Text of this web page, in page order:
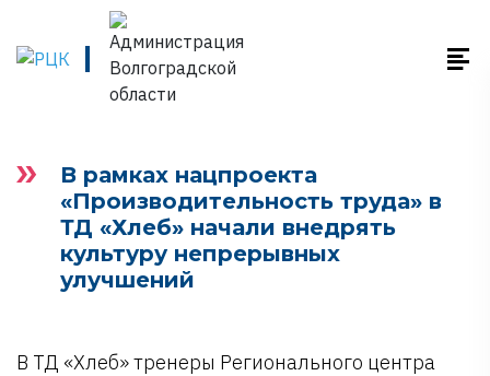
В рамках нацпроекта
«Производительность труда» в
ТД «Хлеб» начали внедрять
культуру непрерывных
улучшений
В ТД «Хлеб» тренеры Регионального центра